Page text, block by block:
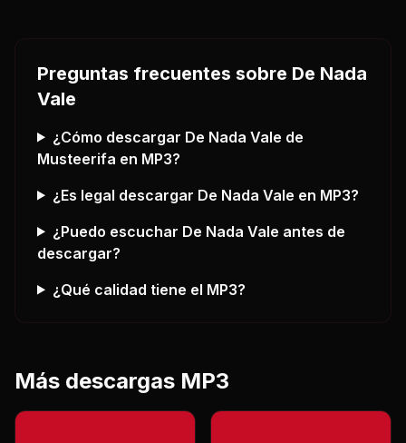
Preguntas frecuentes sobre De Nada
Vale
¿Cómo descargar De Nada Vale de
Musteerifa en MP3?
¿Es legal descargar De Nada Vale en MP3?
¿Puedo escuchar De Nada Vale antes de
descargar?
¿Qué calidad tiene el MP3?
Más descargas MP3